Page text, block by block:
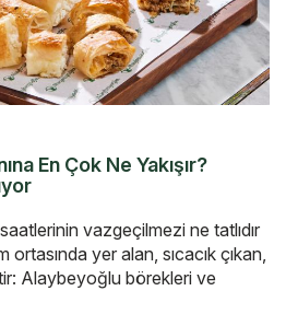
En Çok Ne Yakışır?
vazgeçilmezi ne tatlıdır
yer alan, sıcacık çıkan,
Alaybeyoğlu börekleri ve